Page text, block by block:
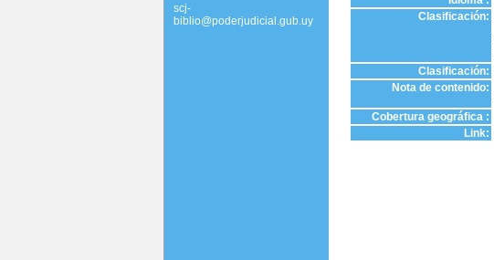
Clasificación:
Clasificación:
Nota de contenido:
Cobertura geográfica :
Link:
scj-
biblio@poderjudicial.gub.uy